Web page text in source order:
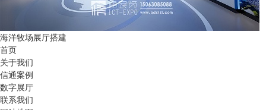
海洋牧场展厅搭建
首页
关于我们
信通案例
数字展厅
联系我们